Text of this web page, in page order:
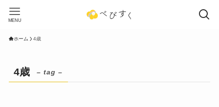
MENU
ホーム 4歳
4歳 – tag –